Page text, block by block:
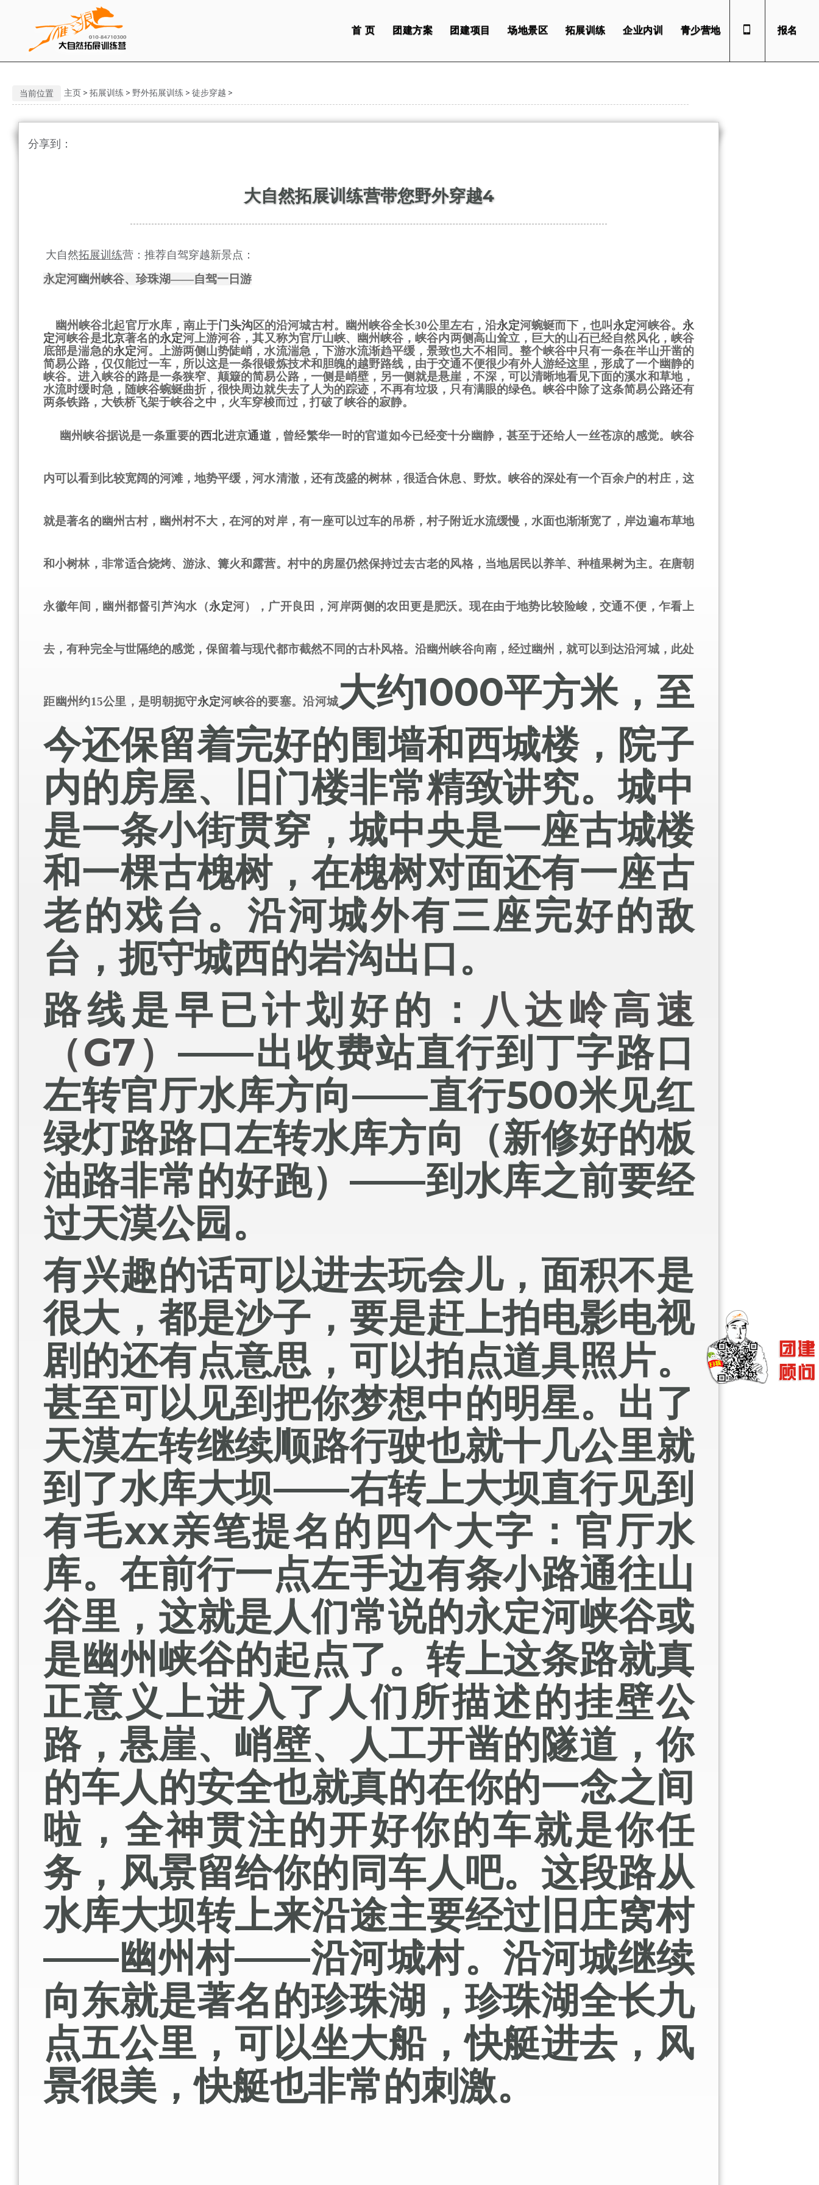
首 页 团建方案 团建项目 场地景区 拓展训练 企业内训 青少营地 报名
当前位置 主页 > 拓展训练 > 野外拓展训练 > 徒步穿越 >
分享到：
大自然拓展训练营带您野外穿越4
大自然拓展训练营：推荐自驾穿越新景点：
永定河幽州峡谷、珍珠湖——自驾一日游
幽州峡谷北起官厅水库，南止于门头沟区的沿河城古村。幽州峡谷全长30公里左右，沿永定河蜿蜒而下，也叫 永定河峡谷。 永
定河峡谷是北京著名的永定河上游河谷，其又称为官厅山峡、幽州峡谷，峡谷内两侧高山耸立，巨大的山石已经自然风化，峡谷
底部是湍急的永定河。上游两侧山势陡峭，水流湍急，下游水流渐趋平缓，景致也大不相同。整个峡谷中只有一条在半山开凿的
简易公路，仅仅能过一车，所以这是一条很锻炼技术和胆魄的越野路线，由于交通不便很少有外人游经这里，形成了一个幽静的
峡谷。进入峡谷的路是一条狭窄、颠簸的简易公路，一侧是峭壁，另一侧就是悬崖，不深，可以清晰地看见下面的溪水和草地，
水流时缓时急，随峡谷蜿蜒曲折，很快周边就失去了人为的踪迹，不再有垃圾，只有满眼的绿色。峡谷中除了这条简易公路还有
两条铁路，大铁桥飞架于峡谷之中，火车穿梭而过，打破了峡谷的寂静。
幽州峡谷据说是一条重要的西北进京通道，曾经繁华一时的官道如今已经变十分幽静，甚至于还给人一丝苍凉的感觉。峡谷
内可以看到比较宽阔的河滩，地势平缓，河水清澈，还有茂盛的树林，很适合休息、野炊。峡谷的深处有一个百余户的村庄，这
就是著名的幽州古村，幽州村不大，在河的对岸，有一座可以过车的吊桥，村子附近水流缓慢，水面也渐渐宽了，岸边遍布草地
和小树林，非常适合烧烤、游泳、篝火和露营。村中的房屋仍然保持过去古老的风格，当地居民以养羊、种植果树为主。在唐朝
永徽年间，幽州都督引芦沟水（永定河），广开良田，河岸两侧的农田更是肥沃。现在由于地势比较险峻，交通不便，乍看上
去，有种完全与世隔绝的感觉，保留着与现代都市截然不同的古朴风格。沿幽州峡谷向南，经过幽州，就可以到达沿河城，此处
距幽州约15公里，是明朝扼守永定河峡谷的要塞。沿河城大约1000平方米，至
今还保留着完好的围墙和西城楼，院子
内的房屋、旧门楼非常精致讲究。城中
是一条小街贯穿，城中央是一座古城楼
和一棵古槐树，在槐树对面还有一座古
老的戏台。沿河城外有三座完好的敌
台，扼守城西的岩沟出口。
路线是早已计划好的： 八达岭高速
（G7）——出收费站直行到丁字路口
左转官厅水库方向——直行500米见红
绿灯路路口左转水库方向（新修好的板
油路非常的好跑）——到水库之前要经
过天漠公园。
有兴趣的话可以进去玩会儿，面积不是
很大，都是沙子，要是赶上拍电影电视
剧的还有点意思，可以拍点道具照片。
甚至可以见到把你梦想中的明星。出了
天漠左转继续顺路行驶也就十几公里就
到了水库大坝——右转上大坝直行见到
有毛xx亲笔提名的四个大字：官厅水
库。在前行一点左手边有条小路通往山
谷里，这就是人们常说的永定河峡谷或
是幽州峡谷的起点了。转上这条路就真
正意义上进入了人们所描述的挂壁公
路，悬崖、峭壁、人工开凿的隧道，你
的车人的安全也就真的在你的一念之间
啦，全神贯注的开好你的车就是你任
务，风景留给你的同车人吧。这段路从
水库大坝转上来沿途主要经过旧庄窝村
——幽州村——沿河城村。沿河城继续
向东就是著名的珍珠湖，珍珠湖全长九
点五公里，可以坐大船，快艇进去，风
景很美，快艇也非常的刺激。